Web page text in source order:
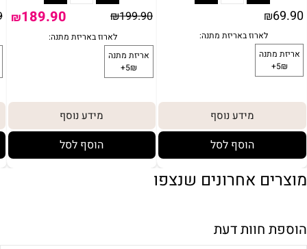
₪199.90
₪189.90
מידע נוסף
הוסף לסל
₪69.90
מידע נוסף
הוסף לסל
מוצרים אחרונים שנצפו
הוספת חוות דעת